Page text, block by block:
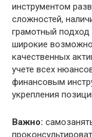
инструментом
сложностей,
грамотный
широкие
качественных
учете всех
финансовым
укрепления
Важно: